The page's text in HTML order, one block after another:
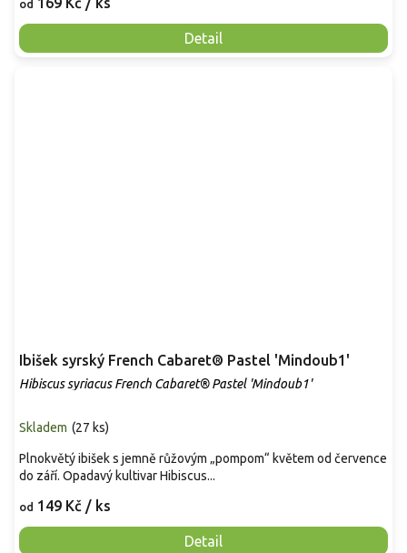
od
Detail
Ibišek syrský French Cabaret® Pastel 'Mindoub1'
Hibiscus syriacus French Cabaret® Pastel 'Mindoub1'
Skladem (27 ks)
od 149 Kč / ks
Detail
Plnokvětý ibišek s jemně růžovým „pompom“ květem od července
do září. Opadavý kultivar Hibiscus...